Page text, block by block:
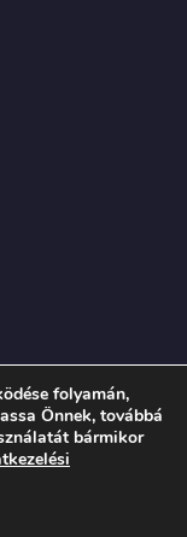
Kft.
folyamán,
Önnek, továbbá
bármikor